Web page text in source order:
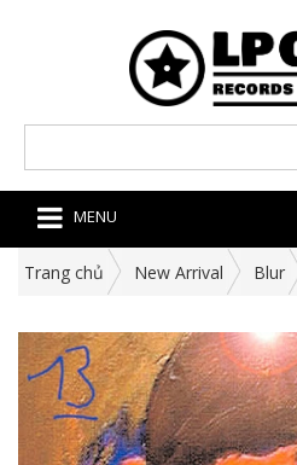
MENU
Trang chủ New Arrival Blur